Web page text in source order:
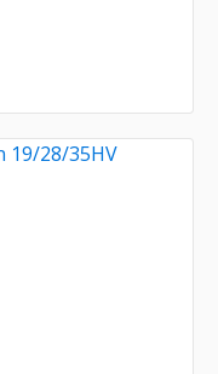
19/28/35HV